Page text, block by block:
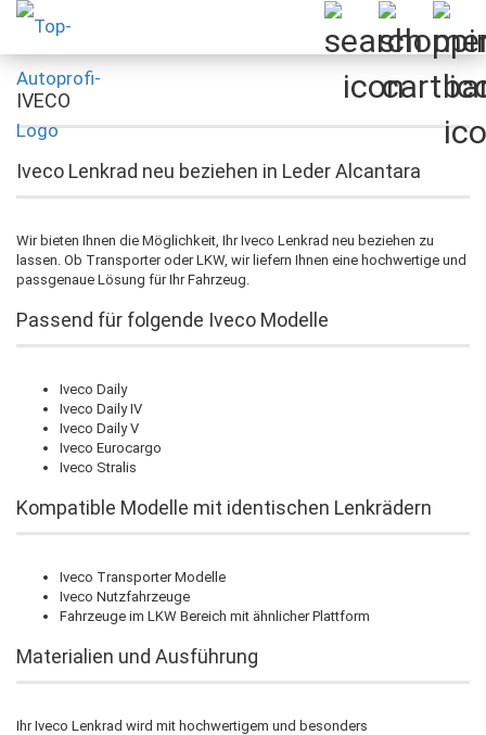
IVECO
Iveco Lenkrad neu beziehen in Leder Alcantara
Wir bieten Ihnen die Möglichkeit, Ihr Iveco Lenkrad neu beziehen zu
lassen. Ob Transporter oder LKW, wir liefern Ihnen eine hochwertige und
passgenaue Lösung für Ihr Fahrzeug.
Passend für folgende Iveco Modelle
Iveco Daily
Iveco Daily IV
Iveco Daily V
Iveco Eurocargo
Iveco Stralis
Kompatible Modelle mit identischen Lenkrädern
Iveco Transporter Modelle
Iveco Nutzfahrzeuge
Fahrzeuge im LKW Bereich mit ähnlicher Plattform
Materialien und Ausführung
Ihr Iveco Lenkrad wird mit hochwertigem und besonders